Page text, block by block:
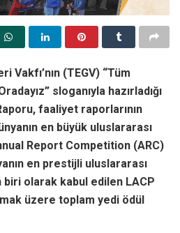
Vakfı’nın (TEGV) “Tüm
sloganıyla hazırladığı
faaliyet raporlarının
en büyük uluslararası
Report Competition (ARC)
en prestijli uluslararası
biri olarak kabul edilen LACP
üzere toplam yedi ödül